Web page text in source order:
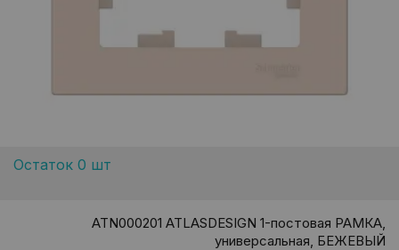
Остаток 0 шт
ATN000201 ATLASDESIGN 1-постовая РАМКА,
универсальная, БЕЖЕВЫЙ